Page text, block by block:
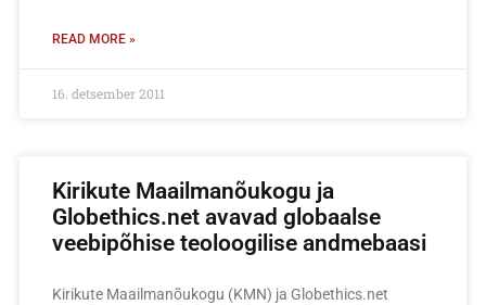
READ MORE »
16. detsember 2011
Kirikute Maailmanõukogu ja
Globethics.net avavad globaalse
veebipõhise teoloogilise andmebaasi
Kirikute Maailmanõukogu (KMN) ja Globethics.net